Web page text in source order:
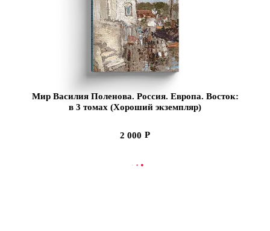
Мир Василия Поленова. Россия. Европа. Восток:
в 3 томах (Хороший экземпляр)
2 000
СООБЩИТЬ О ПОСТУПЛЕНИИ